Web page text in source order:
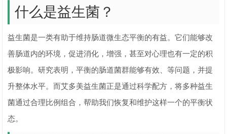
什么是益生菌？
益生菌是一类有助于维持肠道微生态平衡的有益。它们能够改
善肠道内的环境，促进消化，增强，甚至对心理也有一定的积
极影响。研究表明，平衡的肠道菌群能够有效、等问题，并提
升整体水平。而艾多美益生菌正是通过科学配方，将多种益生
菌通过合理比例组合，帮助我们恢复和维护这样一个的平衡状
态。